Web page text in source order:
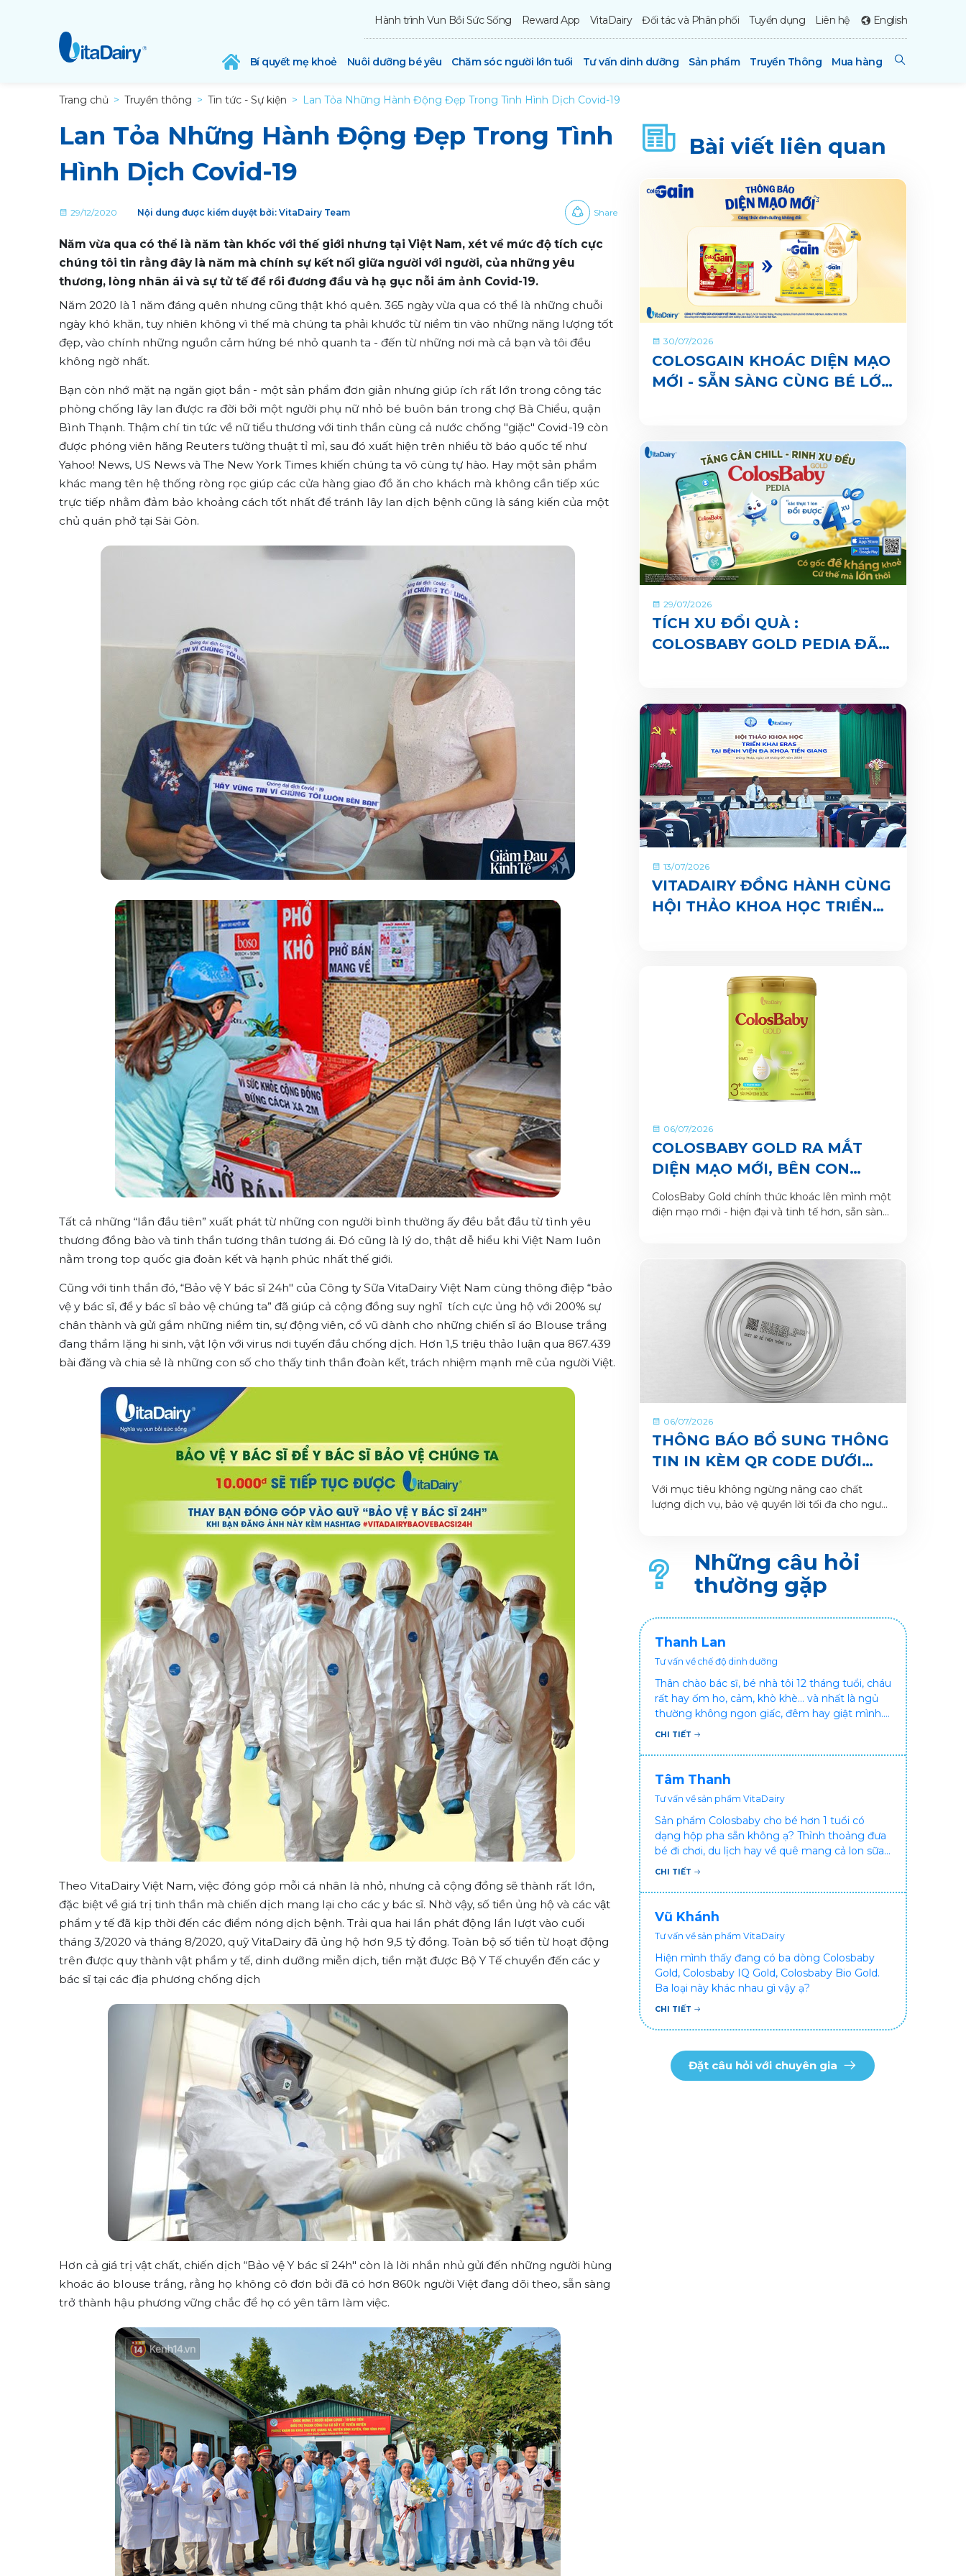
Hành trình Vun Bồi Sức Sống Reward App VitaDairy Đối tác và Phân phối Tuyển dụng Liên hệ English
Bí quyết mẹ khoẻ Nuôi dưỡng bé yêu Chăm sóc người lớn tuổi Tư vấn dinh dưỡng Sản phẩm Truyền Thông Mua hàng
Trang chủ Truyền thông Tin tức - Sự kiện Lan Tỏa Những Hành Động Đẹp Trong Tình Hình Dịch Covid-19
Lan Tỏa Những Hành Động Đẹp Trong Tình
Hình Dịch Covid-19
29/12/2020 Nội dung được kiểm duyệt bởi: VitaDairy Team Share
Năm vừa qua có thể là năm tàn khốc với thế giới nhưng tại Việt Nam, xét về mức độ tích cực
chúng tôi tin rằng đây là năm mà chính sự kết nối giữa người với người, của những yêu
thương, lòng nhân ái và sự tử tế để rồi đương đầu và hạ gục nỗi ám ảnh Covid-19.
Năm 2020 là 1 năm đáng quên nhưng cũng thật khó quên. 365 ngày vừa qua có thể là những chuỗi
ngày khó khăn, tuy nhiên không vì thế mà chúng ta phải khước từ niềm tin vào những năng lượng tốt
đẹp, vào chính những nguồn cảm hứng bé nhỏ quanh ta - đến từ những nơi mà cả bạn và tôi đều
không ngờ nhất.
Bạn còn nhớ mặt nạ ngăn giọt bắn - một sản phẩm đơn giản nhưng giúp ích rất lớn trong công tác
phòng chống lây lan được ra đời bởi một người phụ nữ nhỏ bé buôn bán trong chợ Bà Chiểu, quận
Bình Thạnh. Thậm chí tin tức về nữ tiểu thương với tinh thần cùng cả nước chống "giặc" Covid-19 còn
được phóng viên hãng Reuters tường thuật tỉ mỉ, sau đó xuất hiện trên nhiều tờ báo quốc tế như
Yahoo! News, US News và The New York Times khiến chúng ta vô cùng tự hào. Hay một sản phẩm
khác mang tên hệ thống ròng rọc giúp các cửa hàng giao đồ ăn cho khách mà không cần tiếp xúc
trực tiếp nhằm đảm bảo khoảng cách tốt nhất để tránh lây lan dịch bệnh cũng là sáng kiến của một
chủ quán phở tại Sài Gòn.
Tất cả những “lần đầu tiên” xuất phát từ những con người bình thường ấy đều bắt đầu từ tình yêu
thương đồng bào và tinh thần tương thân tương ái. Đó cũng là lý do, thật dễ hiểu khi Việt Nam luôn
nằm trong top quốc gia đoàn kết và hạnh phúc nhất thế giới.
Cũng với tinh thần đó, “Bảo vệ Y bác sĩ 24h" của Công ty Sữa VitaDairy Việt Nam cùng thông điệp “bảo
vệ y bác sĩ, để y bác sĩ bảo vệ chúng ta” đã giúp cả cộng đồng suy nghĩ tích cực ủng hộ với 200% sự
chân thành và gửi gắm những niềm tin, sự động viên, cổ vũ dành cho những chiến sĩ áo Blouse trắng
đang thầm lặng hi sinh, vật lộn với virus nơi tuyến đầu chống dịch. Hơn 1,5 triệu thảo luận qua 867.439
bài đăng và chia sẻ là những con số cho thấy tinh thần đoàn kết, trách nhiệm mạnh mẽ của người Việt.
Theo VitaDairy Việt Nam, việc đóng góp mỗi cá nhân là nhỏ, nhưng cả cộng đồng sẽ thành rất lớn,
đặc biệt về giá trị tinh thần mà chiến dịch mang lại cho các y bác sĩ. Nhờ vậy, số tiền ủng hộ và các vật
phẩm y tế đã kịp thời đến các điểm nóng dịch bệnh. Trải qua hai lần phát động lần lượt vào cuối
tháng 3/2020 và tháng 8/2020, quỹ VitaDairy đã ủng hộ hơn 9,5 tỷ đồng. Toàn bộ số tiền từ hoạt động
trên được quy thành vật phẩm y tế, dinh dưỡng miễn dịch, tiền mặt được Bộ Y Tế chuyển đến các y
bác sĩ tại các địa phương chống dịch
Hơn cả giá trị vật chất, chiến dịch “Bảo vệ Y bác sĩ 24h" còn là lời nhắn nhủ gửi đến những người hùng
khoác áo blouse trắng, rằng họ không cô đơn bởi đã có hơn 860k người Việt đang dõi theo, sẵn sàng
trở thành hậu phương vững chắc để họ có yên tâm làm việc.
Bài viết liên quan
30/07/2026
COLOSGAIN KHOÁC DIỆN MẠO
MỚI - SẴN SÀNG CÙNG BÉ LỚN
29/07/2026
TÍCH XU ĐỔI QUÀ :
COLOSBABY GOLD PEDIA ĐÃ
MUỖNG NHẬN QUÀ CHUNG
TAY VUN BỒI HÀNH TINH
XANH
13/07/2026
VITADAIRY ĐỒNG HÀNH CÙNG
HỘI THẢO KHOA HỌC TRIỂN
06/07/2026
COLOSBABY GOLD RA MẮT
DIỆN MẠO MỚI, BÊN CON
TRONG HÀNH TRÌNH LỚN
KHÔN
ColosBaby Gold chính thức khoác lên mình một
diện mạo mới - hiện đại và tinh tế hơn, sẵn sàng
06/07/2026
THÔNG BÁO BỔ SUNG THÔNG
TIN IN KÈM QR CODE DƯỚI
ĐÁY LON VÀ HỘP SẢN PHẨM
Với mục tiêu không ngừng nâng cao chất
lượng dịch vụ, bảo vệ quyền lời tối đa cho người
dung in dưới đáy lon và hộp sản phẩm chi tiết
như sau:
Những câu hỏi
thường gặp
Thanh Lan
Tư vấn về chế độ dinh dưỡng
Thân chào bác sĩ, bé nhà tôi 12 tháng tuổi, cháu
rất hay ốm ho, cảm, khò khè... và nhất là ngủ
thường không ngon giấc, đêm hay giật mình.
Vậy xin hỏi bác sĩ, bé bị tình trạng vậy nên làm
ạ? Thấy cháu vậy gia đình ai cũng xót, mẹ cũng
cực vì chăm cháu hay ốm ạ?. Cảm ơn bác sĩ.
CHI TIẾT
Tâm Thanh
Tư vấn về sản phẩm VitaDairy
Sản phẩm Colosbaby cho bé hơn 1 tuổi có
dạng hộp pha sẵn không ạ? Thỉnh thoảng đưa
bé đi chơi, du lịch hay về quê mang cả lon sữa
khá bất tiện mà mình không muốn đổi cho bé
hưởng sức khỏe!
CHI TIẾT
Vũ Khánh
Tư vấn về sản phẩm VitaDairy
Hiện mình thấy đang có ba dòng Colosbaby
Gold, Colosbaby IQ Gold, Colosbaby Bio Gold.
Ba loại này khác nhau gì vậy ạ?
CHI TIẾT
Đặt câu hỏi với chuyên gia